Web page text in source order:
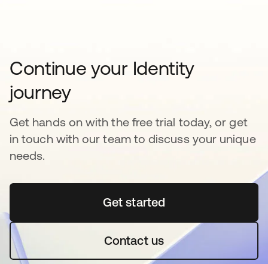
Continue your Identity
journey
Get hands on with the free trial today, or get
in touch with our team to discuss your unique
needs.
Get started
Contact us